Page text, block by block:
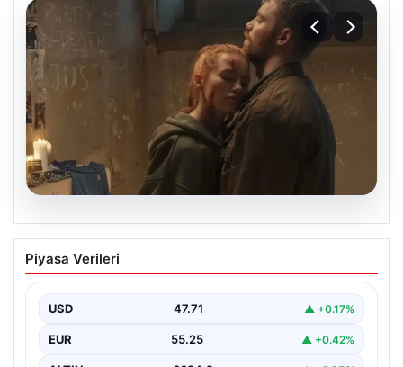
06.08.2026
Sinemalarda bu hafta: 6 film
sinemaseverlerle buluşacak
Piyasa Verileri
USD 47.71 ▲ +0.17%
EUR 55.25 ▲ +0.42%